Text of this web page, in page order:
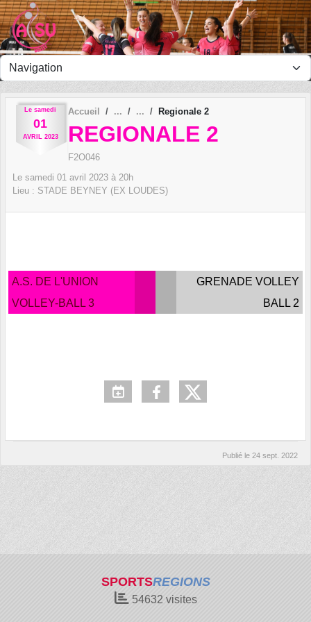
Le samedi
01
AVRIL 2023
Accueil Regionale 2
REGIONALE 2
F2O046
Le samedi 01 avril 2023 à 20h
Lieu : STADE BEYNEY (EX LOUDES)
A.S. DE L'UNION
VOLLEY-BALL 3
GRENADE VOLLEY
BALL 2
Publié le 24 sept. 2022
SPORTSREGIONS
54632 visites
Panneau de gestion des cookies